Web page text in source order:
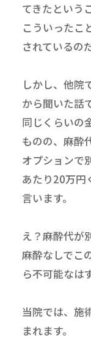
てきたという
こういったこ
されているの
しかし、他院
から聞いた話
同じくらいの
ものの、麻酔
オプションで
あたり20万円
言います。
え？麻酔代が
麻酔なしでこ
ら不可能なは
当院では、施
まれます。